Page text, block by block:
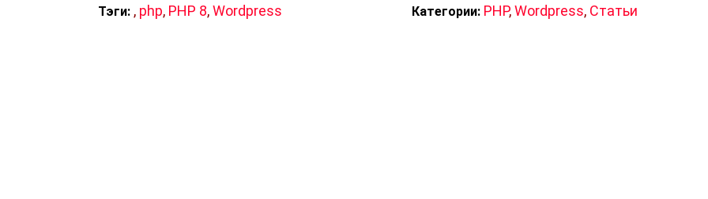
Тэги: , php, PHP 8,Wordpress Категории: PHP,Wordpress, Статьи